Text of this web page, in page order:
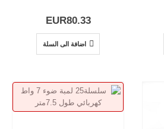
EUR80.33
اضافة الى السلة